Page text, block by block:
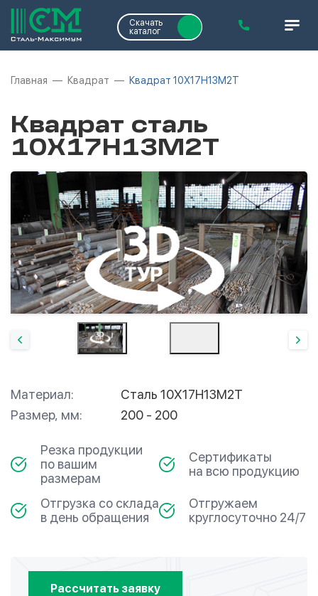
Скачать
каталог
Главная Квадрат Квадрат 10Х17Н13М2Т
Квадрат сталь
10Х17Н13М2Т
Материал:
Сталь 10Х17Н13М2Т
Размер, мм:
200 - 200
Резка продукции
по вашим
размерам
Сертификаты
на всю продукцию
Отгрузка со склада
в день обращения
Отгружаем
круглосуточно 24/7
Рассчитать заявку